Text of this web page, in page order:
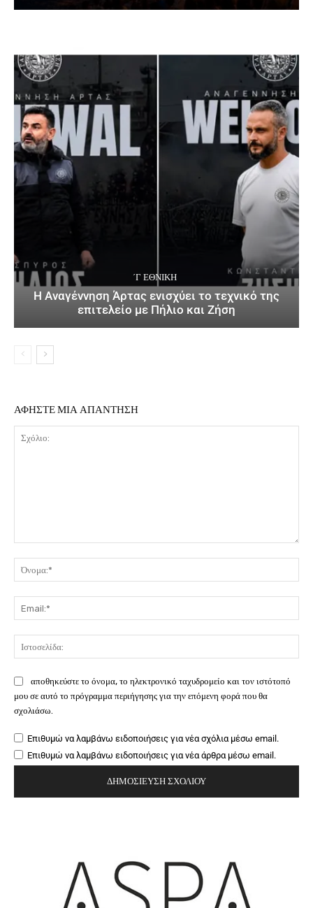
΄Γ ΕΘΝΙΚΉ
Η Αναγέννηση Άρτας ενισχύει το τεχνικό της
επιτελείο με Πήλιο και Ζήση
ΑΦΗΣΤΕ ΜΙΑ ΑΠΑΝΤΗΣΗ
αποθηκεύστε το όνομα, το ηλεκτρονικό ταχυδρομείο και τον ιστότοπό
μου σε αυτό το πρόγραμμα περιήγησης για την επόμενη φορά που θα
σχολιάσω.
Επιθυμώ να λαμβάνω ειδοποιήσεις για νέα σχόλια μέσω email.
Επιθυμώ να λαμβάνω ειδοποιήσεις για νέα άρθρα μέσω email.